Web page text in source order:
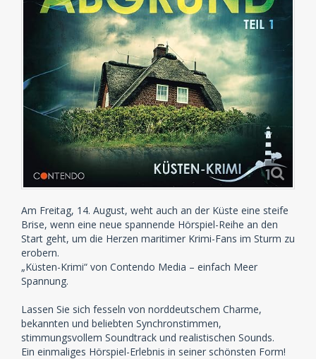
Am Freitag, 14. August, weht auch an der Küste eine steife
Brise, wenn eine neue spannende Hörspiel-Reihe an den
Start geht, um die Herzen maritimer Krimi-Fans im Sturm zu
erobern.
„Küsten-Krimi“ von Contendo Media – einfach Meer
Spannung.
Lassen Sie sich fesseln von norddeutschem Charme,
bekannten und beliebten Synchronstimmen,
stimmungsvollem Soundtrack und realistischen Sounds.
Ein einmaliges Hörspiel-Erlebnis in seiner schönsten Form!